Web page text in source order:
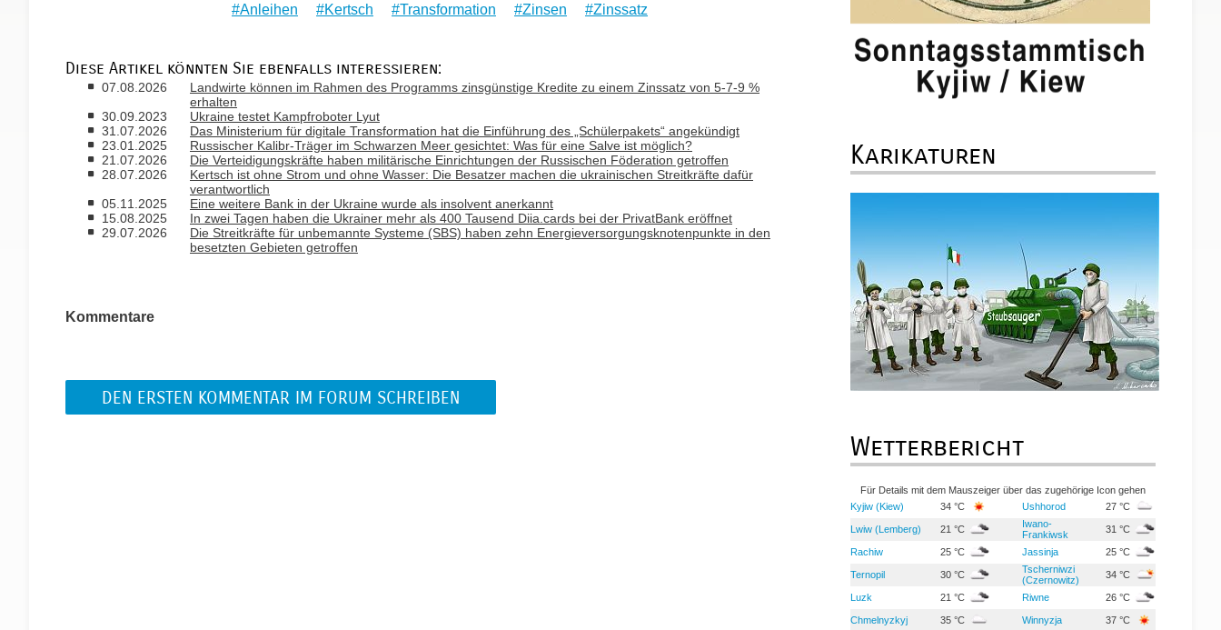
Anleihen Kertsch Transformation Zinsen Zinssatz
Diese Artikel könnten Sie ebenfalls interessieren:
07.08.2026
Landwirte können im Rahmen des Programms zinsgünstige Kredite zu einem Zinssatz von 5-7-9 %
erhalten
30.09.2023
Ukraine testet Kampfroboter Lyut
31.07.2026
Das Ministerium für digitale Transformation hat die Einführung des „Schülerpakets“ angekündigt
23.01.2025
Russischer Kalibr-Träger im Schwarzen Meer gesichtet: Was für eine Salve ist möglich?
21.07.2026
Die Verteidigungskräfte haben militärische Einrichtungen der Russischen Föderation getroffen
28.07.2026
Kertsch ist ohne Strom und ohne Wasser: Die Besatzer machen die ukrainischen Streitkräfte dafür
verantwortlich
05.11.2025
Eine weitere Bank in der Ukraine wurde als insolvent anerkannt
15.08.2025
In zwei Tagen haben die Ukrainer mehr als 400 Tausend Diia.cards bei der PrivatBank eröffnet
29.07.2026
Die Streitkräfte für unbemannte Systeme (SBS) haben zehn Energieversorgungsknotenpunkte in den
besetzten Gebieten getroffen
Kommentare
DEN ERSTEN KOMMENTAR IM FORUM SCHREIBEN
Karikaturen
Wetterbericht
Für Details mit dem Mauszeiger über das zugehörige Icon gehen
Kyjiw (Kiew)
34 °C Ushhorod 27 °C
Lwiw (Lemberg) 21 °C
Iwano-
Frankiwsk
31 °C
Rachiw 25 °C Jassinja 25 °C
Ternopil 30 °C
Tscherniwzi
(Czernowitz)
34 °C
Luzk 21 °C Riwne 26 °C
Chmelnyzkyj 35 °C Winnyzja 37 °C